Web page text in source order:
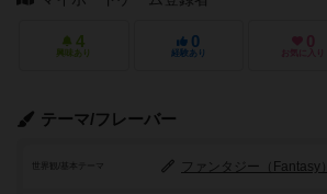
4
興味あり
0
経験あり
0
お気に入り
テーマ/フレーバー
世界観/基本テーマ ファンタジー（Fantasy）